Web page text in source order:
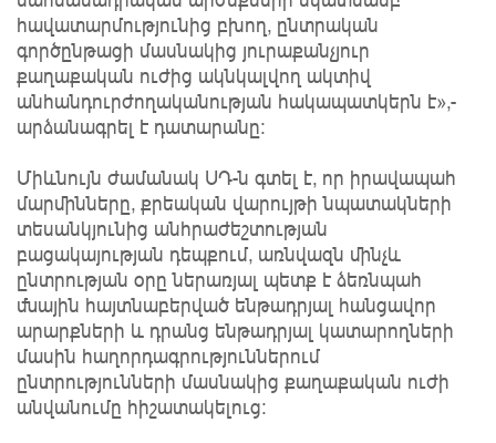
հավատարմությունից բխող, ընտրական
գործընթացի մասնակից յուրաքանչյուր
քաղաքական ուժից ակնկալվող ակտիվ
անհանդուրժողականության հակապատկերն է»,-
արձանագրել է դատարանը։
Միևնույն ժամանակ ՍԴ-ն գտել է, որ իրավապահ
մարմինները, քրեական վարույթի նպատակների
տեսանկյունից անհրաժեշտության
բացակայության դեպքում, առնվազն մինչև
ընտրության օրը ներառյալ պետք է ձեռնպահ
մնային հայտնաբերված ենթադրյալ հանցավոր
արարքների և դրանց ենթադրյալ կատարողների
մասին հաղորդագրություններում
ընտրությունների մասնակից քաղաքական ուժի
անվանումը հիշատակելուց: